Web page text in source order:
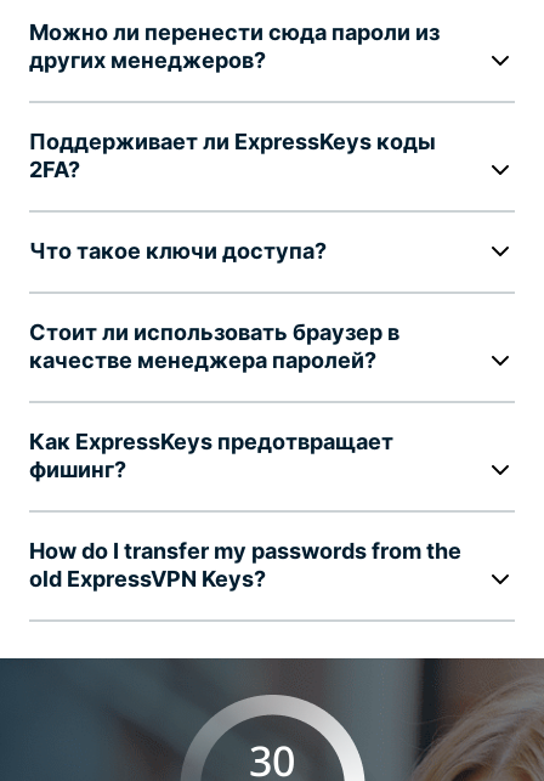
Можно ли перенести сюда пароли из
других менеджеров?
Поддерживает ли ExpressKeys коды
2FA?
Что такое ключи доступа?
Стоит ли использовать браузер в
качестве менеджера паролей?
Как ExpressKeys предотвращает
фишинг?
How do I transfer my passwords from the
old ExpressVPN Keys?
30